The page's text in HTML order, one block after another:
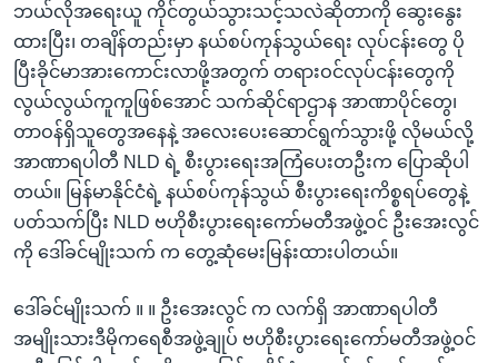
ဘယ်လိုအရေးယူ ကိုင်တွယ်သွားသင့်သလဲဆိုတာကို ဆွေးနွေး
ထားပြီး၊ တချိန်တည်းမှာ နယ်စပ်ကုန်သွယ်ရေး လုပ်ငန်းတွေ ပို
ပြီးခိုင်မာအားကောင်းလာဖို့အတွက် တရားဝင်လုပ်ငန်းတွေကို
လွယ်လွယ်ကူကူဖြစ်အောင် သက်ဆိုင်ရာဌာန အာဏာပိုင်တွေ၊
တာဝန်ရှိသူတွေအနေနဲ့ အလေးပေးဆောင်ရွက်သွားဖို့ လိုမယ်လို့
အာဏာရပါတီ NLD ရဲ့ စီးပွားရေးအကြံပေးတဦးက ပြောဆိုပါ
တယ်။ မြန်မာနိုင်ငံရဲ့ နယ်စပ်ကုန်သွယ် စီးပွားရေးကိစ္စရပ်တွေနဲ့
ပတ်သက်ပြီး NLD ဗဟိုစီးပွားရေးကော်မတီအဖွဲ့ဝင် ဦးအေးလွင်
ကို ဒေါ်ခင်မျိုးသက် က တွေ့ဆုံမေးမြန်းထားပါတယ်။
ဒေါ်ခင်မျိုးသက် ။ ။ ဦးအေးလွင် က လက်ရှိ အာဏာရပါတီ
အမျိုးသားဒီမိုကရေစီအဖွဲ့ချုပ် ဗဟိုစီးပွားရေးကော်မတီအဖွဲ့ဝင်